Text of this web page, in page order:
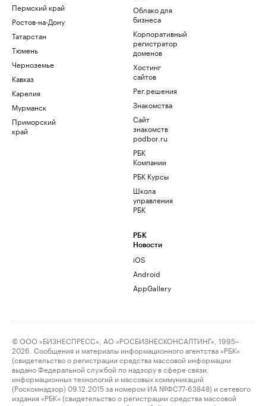
Пермский край
Ростов-на-Дону
Татарстан
Тюмень
Черноземье
Кавказ
Карелия
Мурманск
Приморский
край
Облако для
бизнеса
Корпоративный
регистратор
доменов
Хостинг
сайтов
Рег.решения
Знакомства
Сайт
знакомств
podbor.ru
РБК
Компании
РБК Курсы
Школа
управления
РБК
РБК
Новости
iOS
Android
AppGallery
© ООО «БИЗНЕСПРЕСС», АО «РОСБИЗНЕСКОНСАЛТИНГ», 1995–
2026. Сообщения и материалы информационного агентства «РБК»
(свидетельство о регистрации средства массовой информации
выдано Федеральной службой по надзору в сфере связи,
информационных технологий и массовых коммуникаций
(Роскомнадзор) 09.12.2015 за номером ИА №ФС77-63848) и сетевого
издания «РБК» (свидетельство о регистрации средства массовой